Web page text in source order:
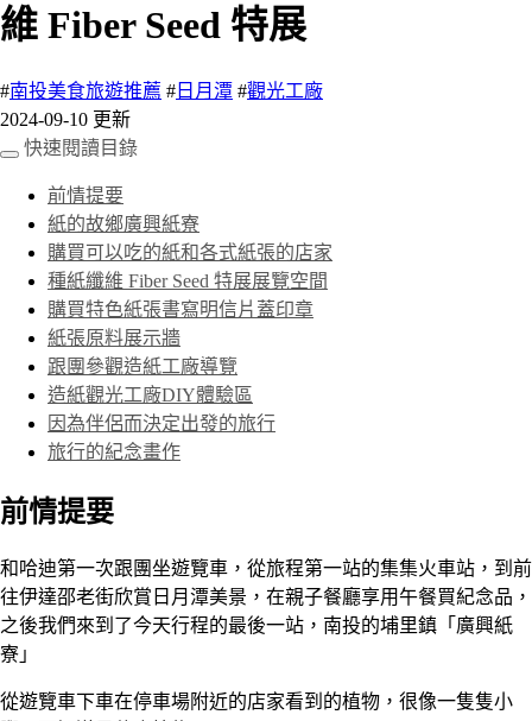
維 Fiber Seed 特展
#南投美食旅遊推薦 # 日月潭 #觀光工廠
2024-09-10 更新
快速閱讀目錄
前情提要
紙的故鄉廣興紙寮
購買可以吃的紙和各式紙張的店家
種紙纖維 Fiber Seed 特展展覽空間
購買特色紙張書寫明信片蓋印章
紙張原料展示牆
跟團參觀造紙工廠導覽
造紙觀光工廠DIY體驗區
因為伴侶而決定出發的旅行
旅行的紀念畫作
前情提要
和哈迪第一次跟團坐遊覽車，從旅程第一站的集集火車站，到前
往伊達邵老街欣賞日月潭美景，在親子餐廳享用午餐買紀念品，
之後我們來到了今天行程的最後一站，南投的埔里鎮「廣興紙
寮」
從遊覽車下車在停車場附近的店家看到的植物，很像一隻隻小